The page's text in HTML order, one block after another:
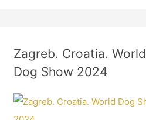
Zagreb. Croatia. World
Dog Show 2024